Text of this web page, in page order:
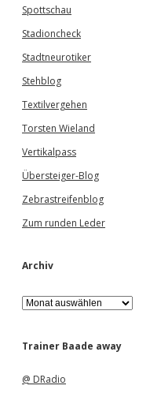
Spottschau
Stadioncheck
Stadtneurotiker
Stehblog
Textilvergehen
Torsten Wieland
Vertikalpass
Übersteiger-Blog
Zebrastreifenblog
Zum runden Leder
Archiv
A
r
h
Trainer Baade away
@ DRadio